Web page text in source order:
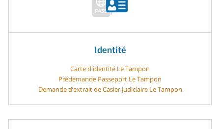
Identité
Carte d'identité Le Tampon
Prédemande Passeport Le Tampon
Demande d’extrait de Casier judiciaire Le Tampon